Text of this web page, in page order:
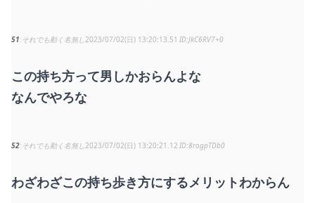
51 それでも動く名無し2023/07/02(日) 13:20:13.51 JkC6RV7+0
この持ち方って男しかおらんよな
なんでやろな
52 それでも動く名無し2023/07/02(日) 13:20:21.12 8rogpTDb0
わざわざこの持ち歩き方にするメリットわからん